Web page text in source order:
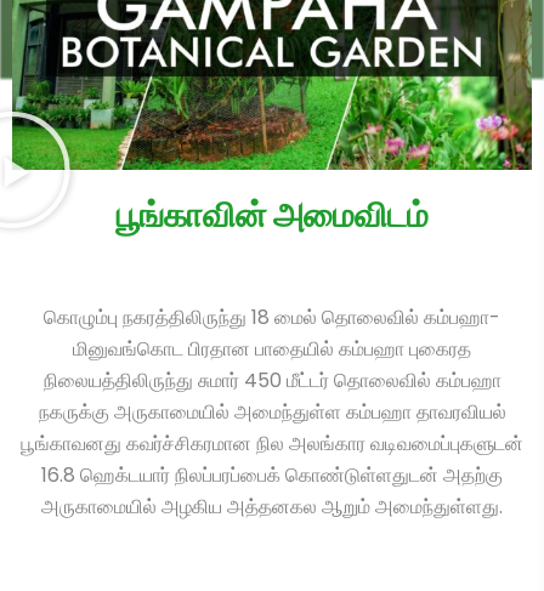
பூங்காவின் அமைவிடம்
கொழும்பு நகரத்திலிருந்து 18 மைல் தொலைவில் கம்பஹா-
மினுவங்கொட பிரதான பாதையில் கம்பஹா புகைரத
நிலையத்திலிருந்து சுமார் 450 மீட்டர் தொலைவில் கம்பஹா
நகருக்கு அருகாமையில் அமைந்துள்ள கம்பஹா தாவரவியல்
பூங்காவனது கவர்ச்சிகரமான நில அலங்கார வடிவமைப்புகளுடன்
16.8 ஹெக்டயார் நிலப்பரப்பைக் கொண்டுள்ளதுடன் அதற்கு
அருகாமையில் அழகிய அத்தனகல ஆறும் அமைந்துள்ளது.